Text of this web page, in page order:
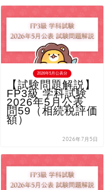
2026年5月公表分
【試験問題解説】
FP3級 学科試験
2026年5月公表
問59（相続税評価
額）
2026年7月5日